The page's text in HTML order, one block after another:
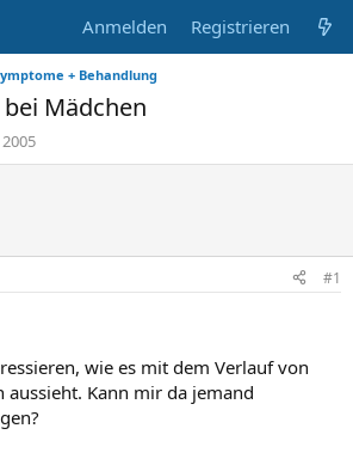
Anmelden Registrieren
+ Behandlung
Mädchen
#1
wie es mit dem Verlauf von
aussieht. Kann mir da jemand